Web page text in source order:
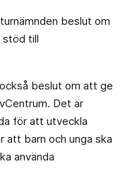
beslut om
stöd till
beslut om att ge
Det är
för att utveckla
att barn och unga ska
använda